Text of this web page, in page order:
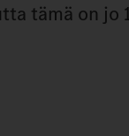
tämä on